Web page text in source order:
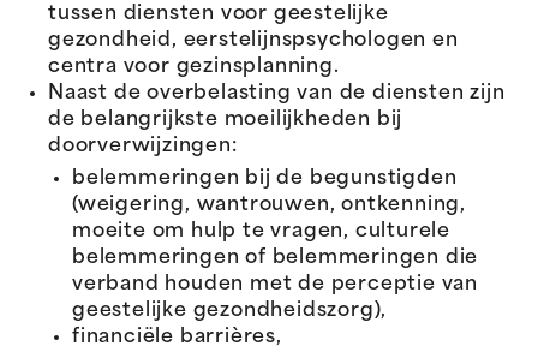
tussen diensten voor geestelijke
gezondheid, eerstelijnspsychologen en
centra voor gezinsplanning.
Naast de overbelasting van de diensten zijn
de belangrijkste moeilijkheden bij
doorverwijzingen:
belemmeringen bij de begunstigden
(weigering, wantrouwen, ontkenning,
moeite om hulp te vragen, culturele
belemmeringen of belemmeringen die
verband houden met de perceptie van
geestelijke gezondheidszorg),
financiële barrières,